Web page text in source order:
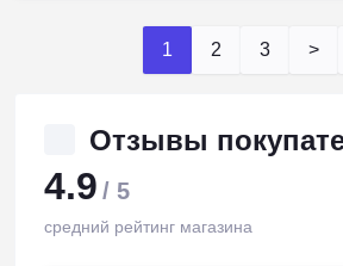
1 2 3 >
Отзывы
4.9 / 5
средний рейтинг магазина